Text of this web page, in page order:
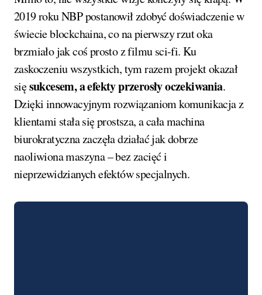
2019 roku NBP postanowił zdobyć doświadczenie w
świecie blockchaina, co na pierwszy rzut oka
brzmiało jak coś prosto z filmu sci-fi. Ku
zaskoczeniu wszystkich, tym razem projekt okazał
sięsukcesem, a efekty przerosły oczekiwania.
Dzięki innowacyjnym rozwiązaniom komunikacja z
klientami stała się prostsza, a cała machina
biurokratyczna zaczęła działać jak dobrze
naoliwiona maszyna – bez zacięć i
nieprzewidzianych efektów specjalnych.